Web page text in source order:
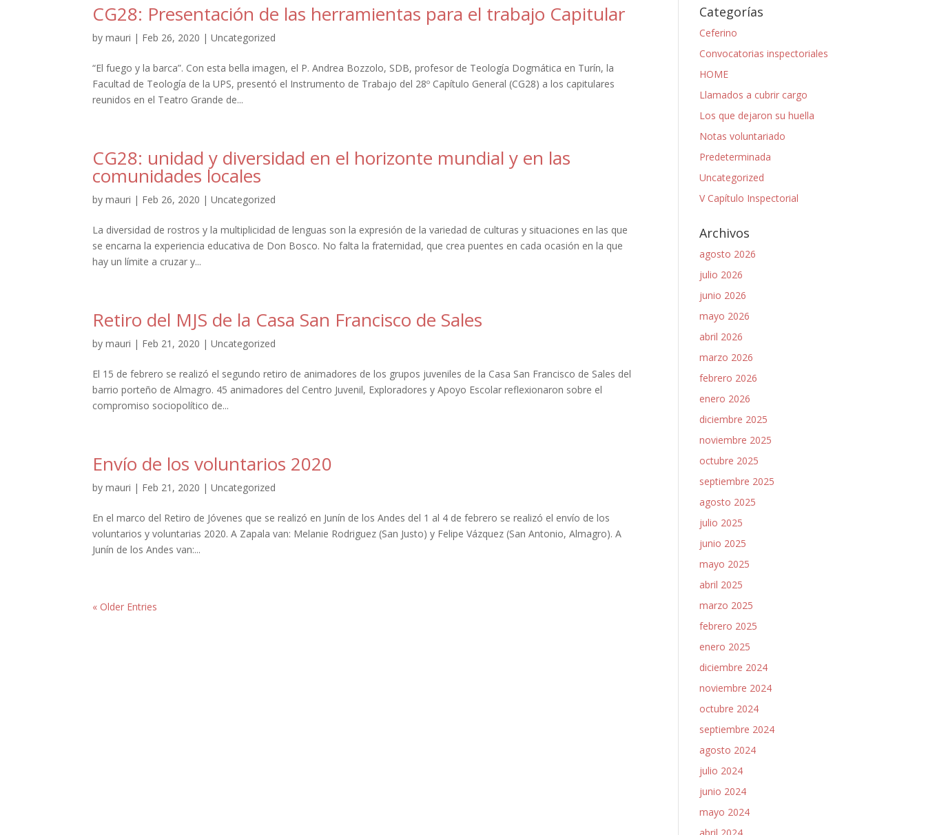
CG28: Presentación de las herramientas para el trabajo Capitular
bymauri | Feb 26, 2020 |Uncategorized
“El fuego y la barca”. Con esta bella imagen, el P. Andrea Bozzolo, SDB, profesor de Teología Dogmática en Turín, la
Facultad de Teología de la UPS, presentó el Instrumento de Trabajo del 28º Capítulo General (CG28) a los capitulares
reunidos en el Teatro Grande de...
CG28: unidad y diversidad en el horizonte mundial y en las
comunidades locales
bymauri | Feb 26, 2020 |Uncategorized
La diversidad de rostros y la multiplicidad de lenguas son la expresión de la variedad de culturas y situaciones en las que
se encarna la experiencia educativa de Don Bosco. No falta la fraternidad, que crea puentes en cada ocasión en la que
hay un límite a cruzar y...
Retiro del MJS de la Casa San Francisco de Sales
bymauri | Feb 21, 2020 |Uncategorized
El 15 de febrero se realizó el segundo retiro de animadores de los grupos juveniles de la Casa San Francisco de Sales del
barrio porteño de Almagro. 45 animadores del Centro Juvenil, Exploradores y Apoyo Escolar reflexionaron sobre el
compromiso sociopolítico de...
Envío de los voluntarios 2020
bymauri | Feb 21, 2020 |Uncategorized
En el marco del Retiro de Jóvenes que se realizó en Junín de los Andes del 1 al 4 de febrero se realizó el envío de los
voluntarios y voluntarias 2020. A Zapala van: Melanie Rodriguez (San Justo) y Felipe Vázquez (San Antonio, Almagro). A
Junín de los Andes van:...
« Older Entries
Categorías
Ceferino
Convocatorias inspectoriales
HOME
Llamados a cubrir cargo
Los que dejaron su huella
Notas voluntariado
Predeterminada
Uncategorized
V Capítulo Inspectorial
Archivos
agosto 2026
julio 2026
junio 2026
mayo 2026
abril 2026
marzo 2026
febrero 2026
enero 2026
diciembre 2025
noviembre 2025
octubre 2025
septiembre 2025
agosto 2025
julio 2025
junio 2025
mayo 2025
abril 2025
marzo 2025
febrero 2025
enero 2025
diciembre 2024
noviembre 2024
octubre 2024
septiembre 2024
agosto 2024
julio 2024
junio 2024
mayo 2024